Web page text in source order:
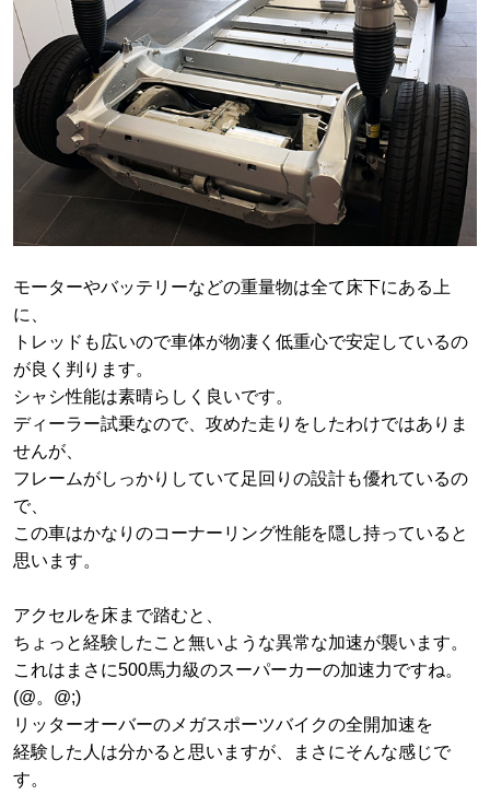
モーターやバッテリーなどの重量物は全て床下にある上
に、
トレッドも広いので車体が物凄く低重心で安定しているの
が良く判ります。
シャシ性能は素晴らしく良いです。
ディーラー試乗なので、攻めた走りをしたわけではありま
せんが、
フレームがしっかりしていて足回りの設計も優れているの
で、
この車はかなりのコーナーリング性能を隠し持っていると
思います。
アクセルを床まで踏むと、
ちょっと経験したこと無いような異常な加速が襲います。
これはまさに500馬力級のスーパーカーの加速力ですね。
(@。@;)
リッターオーバーのメガスポーツバイクの全開加速を
経験した人は分かると思いますが、まさにそんな感じで
す。